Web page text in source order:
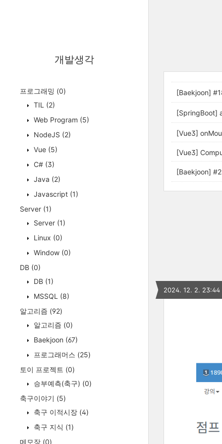
개발생각
프로그래밍 (0)
TIL (2)
Web Program (5)
NodeJS (2)
Vue (5)
C# (3)
Java (2)
Javascript (1)
Server (1)
Server (1)
Linux (0)
Window (0)
DB (0)
DB (1)
MSSQL (8)
알고리즘 (92)
알고리즘 (0)
Baekjoon (67)
프로그래머스 (25)
토이 프로젝트 (0)
승부예측(축구) (0)
축구이야기 (5)
축구 이적시장 (4)
축구 지식 (1)
메모장 (0)
[Baekjoon]
[SpringBoot]
[Vue3]
[Vue3]
[Baekjoon]
2024. 12. 2. 23:44